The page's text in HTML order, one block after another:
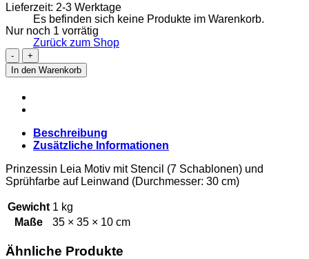
Es befinden sich keine Produkte im Warenkorb.
Zurück zum Shop
Lieferzeit: 2-3 Werktage
Nur noch 1 vorrätig
Prinzessin
Leia
(gelb)
In den Warenkorb
Beschreibung
Zusätzliche Informationen
Prinzessin Leia Motiv mit Stencil (7 Schablonen) und
Sprühfarbe auf Leinwand (Durchmesser: 30 cm)
Gewicht 1 kg
Maße
35 × 35 × 10 cm
Ähnliche Produkte